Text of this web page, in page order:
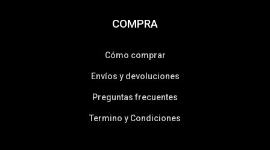
COMPRA
Cómo comprar
Envíos y devoluciones
Preguntas frecuentes
Termino y Condiciones